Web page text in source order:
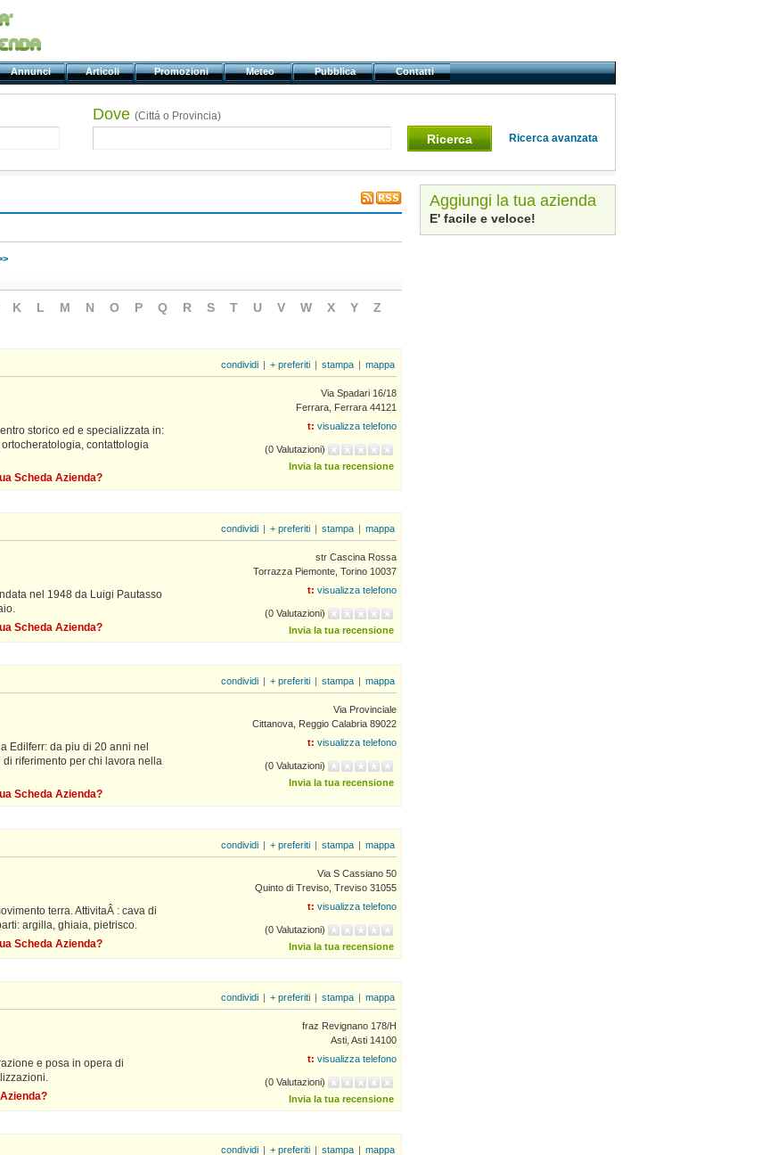
Annunci Articoli Promozioni Meteo Pubblica Contatti
Dove(Cittá o Provincia)
Ricerca Ricerca avanzata
K L M N O P Q R S T U V W X Y Z
condividi + preferiti stampa mappa
storico ed e specializzata in:
contattologia
Scheda Azienda?
Via Spadari 16/18
Ferrara, Ferrara 44121
t: visualizza telefono
(0 Valutazioni)
Invia la tua recensione
condividi + preferiti stampa mappa
nel 1948 da Luigi Pautasso
Scheda Azienda?
str Cascina Rossa
Torrazza Piemonte, Torino 10037
t: visualizza telefono
(0 Valutazioni)
Invia la tua recensione
condividi + preferiti stampa mappa
Edilferr: da piu di 20 anni nel
riferimento per chi lavora nella
Scheda Azienda?
Via Provinciale
Cittanova, Reggio Calabria 89022
t: visualizza telefono
(0 Valutazioni)
Invia la tua recensione
condividi + preferiti stampa mappa
terra. AttivitaÂ : cava di
argilla, ghiaia, pietrisco.
Scheda Azienda?
Via S Cassiano 50
Quinto di Treviso, Treviso 31055
t: visualizza telefono
(0 Valutazioni)
Invia la tua recensione
condividi + preferiti stampa mappa
e posa in opera di
fraz Revignano 178/H
Asti, Asti 14100
t: visualizza telefono
(0 Valutazioni)
Invia la tua recensione
condividi + preferiti stampa mappa
Aggiungi la tua azienda
E' facile e veloce!